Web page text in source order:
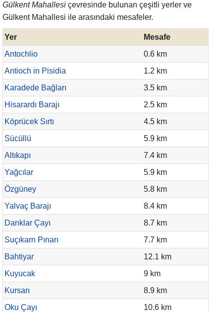
Gülkent Mahallesi çevresinde bulunan çeşitli yerler ve
Gülkent Mahallesi ile arasındaki mesafeler.
Yer
Mesafe
Antochlio
0.6 km
Antioch in Pisidia
1.2 km
Karadede Bağları
3.5 km
Hisarardı Barajı
2.5 km
Köprücek Sırtı
4.5 km
Sücüllü
5.9 km
Altıkapı
7.4 km
Yağcılar
5.9 km
Özgüney
5.8 km
Yalvaç Barajı
8.4 km
Darıklar Çayı
8.7 km
Suçıkarn Pınarı
7.7 km
Bahtiyar
12.1 km
Kuyucak
9 km
Kursarı
8.9 km
Oku Çayı
10.6 km